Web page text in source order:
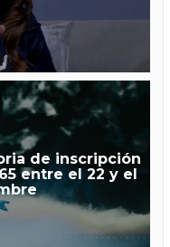
de inscripción
entre el 22 y el